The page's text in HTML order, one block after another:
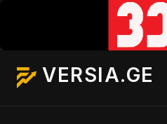
VERSIA.GE